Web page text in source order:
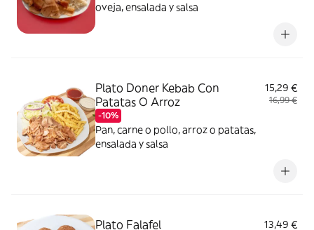
oveja, ensalada y salsa
Plato Doner Kebab Con
Patatas O Arroz
-10%
15,29 €
16,99 €
Pan, carne o pollo, arroz o patatas,
ensalada y salsa
Plato Falafel 13,49 €